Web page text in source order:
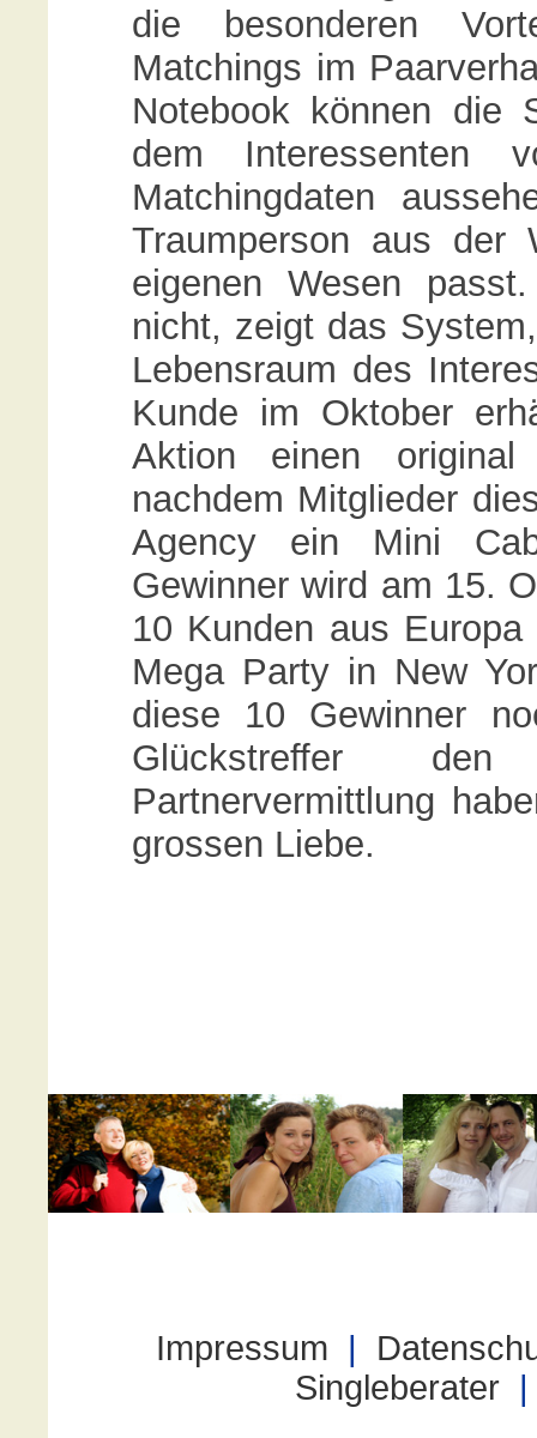
die besonderen
Matchings im
Notebook können die
dem Interessenten
Matchingdaten
Traumperson aus der
eigenen Wesen
nicht, zeigt das
Lebensraum des
Kunde im Oktober
Aktion einen
nachdem Mitglieder
Agency ein Mini
Gewinner wird am 15.
10 Kunden aus
Mega Party in New
diese 10 Gewinner
Glückstreffer
Partnervermittlung
grossen Liebe.